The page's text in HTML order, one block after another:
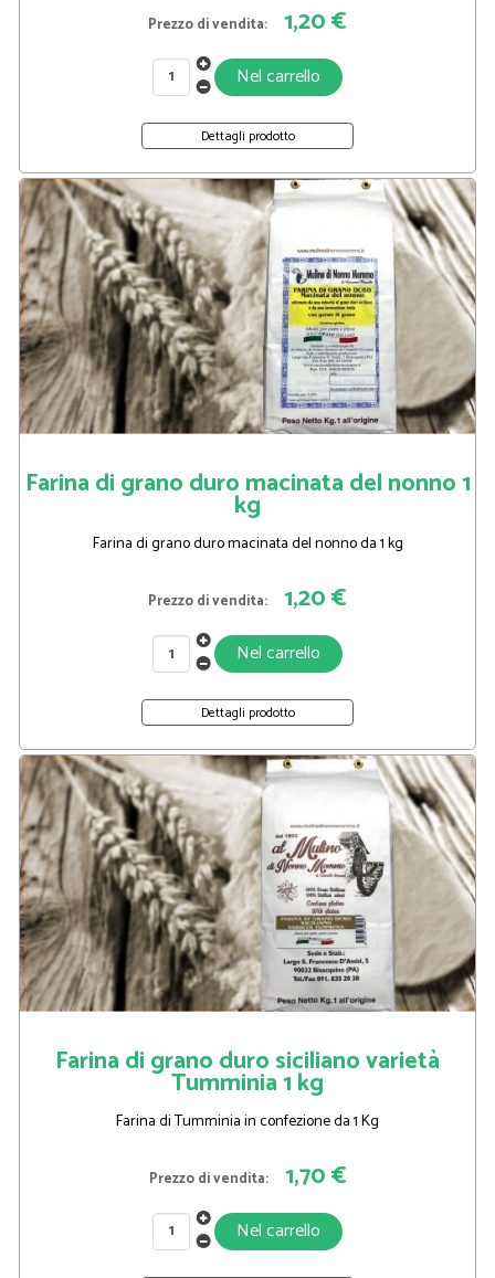
Prezzo di vendita: 1,20 €
Dettagli prodotto
Farina di grano duro macinata del nonno 1
kg
Farina di grano duro macinata del nonno da 1 kg
Prezzo di vendita: 1,20 €
Dettagli prodotto
Farina di grano duro siciliano varietà
Tumminia 1 kg
Farina di Tumminia in confezione da 1 Kg
Prezzo di vendita: 1,70 €